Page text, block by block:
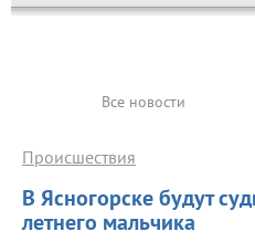
Все новости
В Ясногорске будут
летнего мальчика
Происшествия